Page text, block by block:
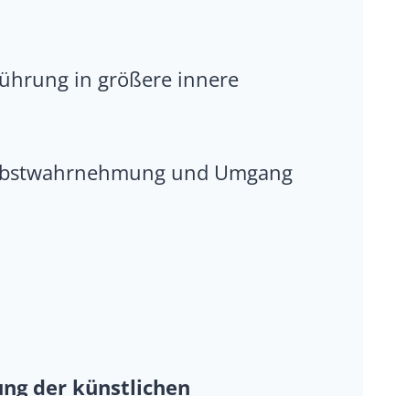
in größere innere
und Umgang
der künstlichen